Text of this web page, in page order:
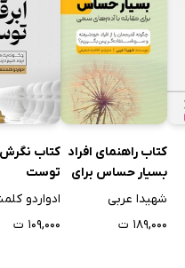
کتاب راهنمای افراد
بسیار حساس برای
برخورد با آدم‌های
شهیدا عربی
۱۸۹,۰۰۰ ت
کتاب نگرش
توست
ادواردو
۱۰۹,۰۰۰ ت